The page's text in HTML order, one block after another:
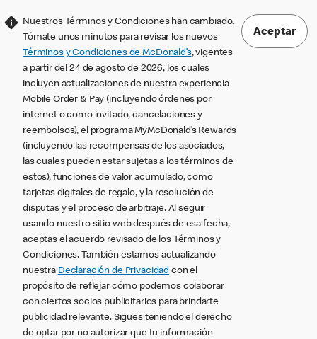
Nuestros Términos y Condiciones han cambiado.
Tómate unos minutos para revisar los nuevos
Términos y Condiciones de McDonald’s, vigentes
a partir del 24 de agosto de 2026, los cuales
incluyen actualizaciones de nuestra experiencia
Mobile Order & Pay (incluyendo órdenes por
internet o como invitado, cancelaciones y
reembolsos), el programa MyMcDonald’s Rewards
(incluyendo las recompensas de los asociados,
las cuales pueden estar sujetas a los términos de
estos), funciones de valor acumulado, como
tarjetas digitales de regalo, y la resolución de
disputas y el proceso de arbitraje. Al seguir
usando nuestro sitio web después de esa fecha,
aceptas el acuerdo revisado de los Términos y
Condiciones. También estamos actualizando
nuestra Declaración de Privacidad con el
propósito de reflejar cómo podemos colaborar
con ciertos socios publicitarios para brindarte
publicidad relevante. Sigues teniendo el derecho
de optar por no autorizar que tu información
Aceptar